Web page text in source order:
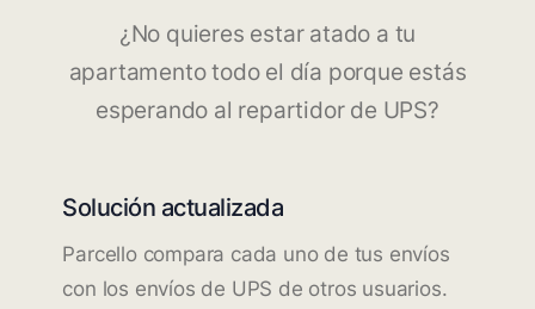
¿No quieres estar atado a tu
apartamento todo el día porque estás
esperando al repartidor de UPS?
Solución actualizada
Parcello compara cada uno de tus envíos
con los envíos de UPS de otros usuarios.